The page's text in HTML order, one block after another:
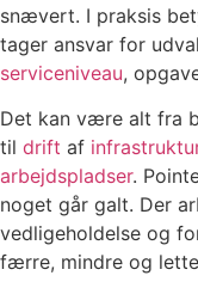
snævert. I praksis
tager ansvar for
serviceniveau,
Det kan være alt fra
til drift af
arbejdspladser.
noget går galt. Der
vedligeholdelse og
færre, mindre og